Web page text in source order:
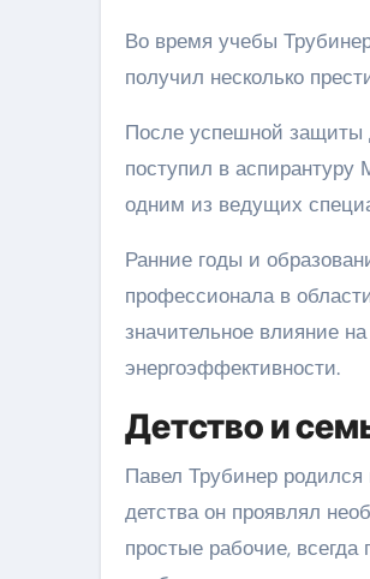
Во время учебы
получил несколько
После успешной защиты
поступил в
одним из ведущих
Ранние годы и
профессионала в
значительное влияние
энергоэффективности.
Детство и
Павел Трубинер
детства он проявлял
простые рабочие,